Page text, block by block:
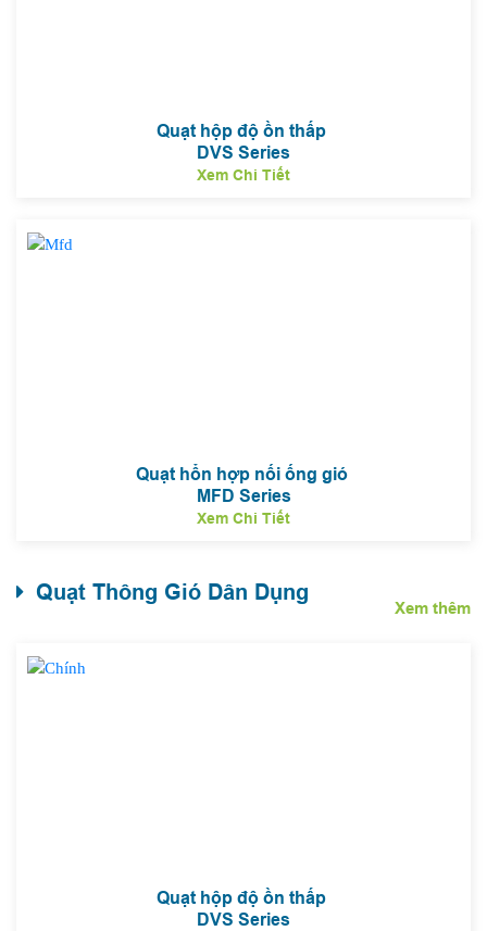
Quạt hộp độ ồn thấp
DVS Series
Xem Chi Tiết
Quạt hổn hợp nối ống gió
MFD Series
Xem Chi Tiết
Quạt Thông Gió Dân Dụng
Xem thêm
Quạt hộp độ ồn thấp
DVS Series